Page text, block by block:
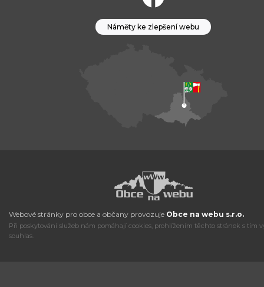
Náměty ke zlepšení webu
Webové stránky pro obce a občany provozuje Obce na webu s.r.o.
Při poskytování služeb nám pomáhají cookies, prohlížením těchto stránek s tím
souhlas.